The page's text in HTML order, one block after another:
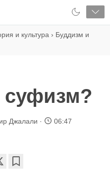
и культура › Буддизм и
суфизм?
Джалали 06:47